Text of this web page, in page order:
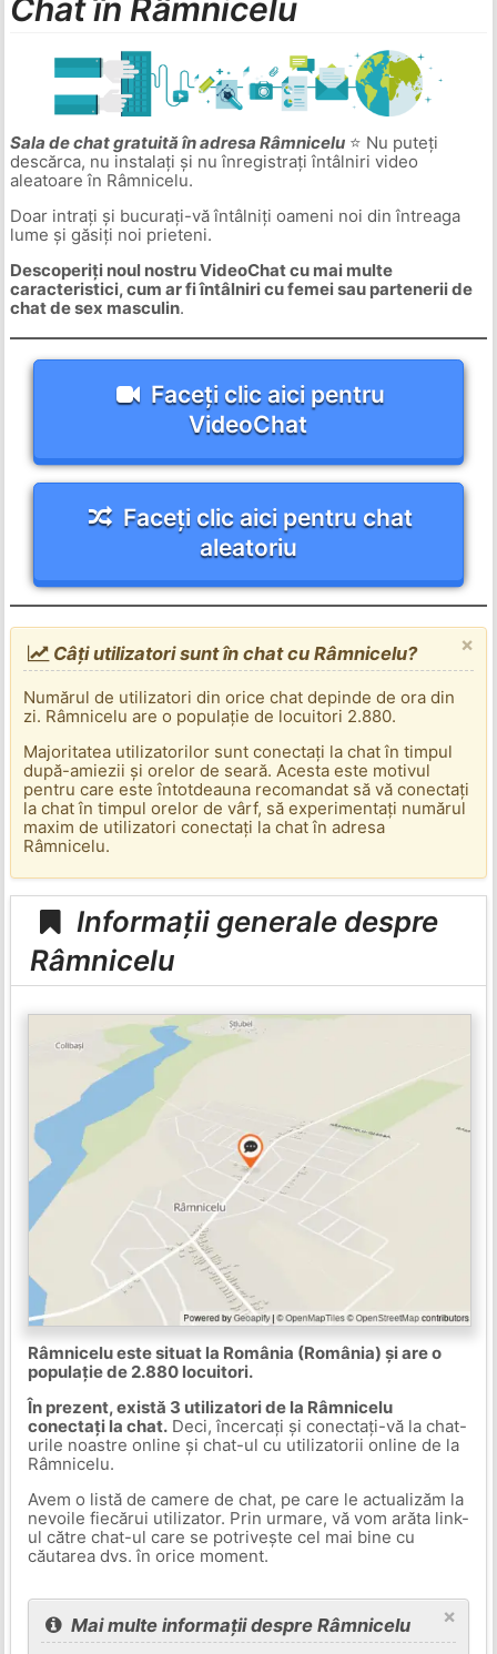
Chat în Râmnicelu
Sala de chat gratuită în adresa Râmnicelu⭐ Nu puteți
descărca, nu instalați și nu înregistrați întâlniri video
aleatoare în Râmnicelu.
Doar intrați și bucurați-vă întâlniți oameni noi din întreaga
lume și găsiți noi prieteni.
Descoperiți noul nostru VideoChat cu mai multe
caracteristici, cum ar fi întâlniri cu femei sau partenerii de
chat de sex masculin.
Faceți clic aici pentru
VideoChat
Faceți clic aici pentru chat
aleatoriu
×
Câți utilizatori sunt în chat cu Râmnicelu?
Numărul de utilizatori din orice chat depinde de ora din
zi. Râmnicelu are o populație de locuitori 2.880.
Majoritatea utilizatorilor sunt conectați la chat în timpul
după-amiezii și orelor de seară. Acesta este motivul
pentru care este întotdeauna recomandat să vă conectați
la chat în timpul orelor de vârf, să experimentați numărul
maxim de utilizatori conectați la chat în adresa
Râmnicelu.
Informații generale despre
Râmnicelu
Râmnicelu este situat la România (România) și are o
populație de 2.880 locuitori.
În prezent, există 3 utilizatori de la Râmnicelu
conectați la chat.Deci, încercați și conectați-vă la chat-
urile noastre online și chat-ul cu utilizatorii online de la
Râmnicelu.
Avem o listă de camere de chat, pe care le actualizăm la
nevoile fiecărui utilizator. Prin urmare, vă vom arăta link-
ul către chat-ul care se potrivește cel mai bine cu
căutarea dvs. în orice moment.
×
Mai multe informații despre Râmnicelu